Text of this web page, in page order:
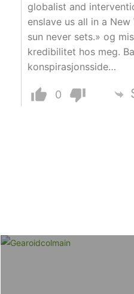
globalist and
enslave us all in a
sun never sets.» og
kredibilitet hos meg.
konspirasjonsside…
0